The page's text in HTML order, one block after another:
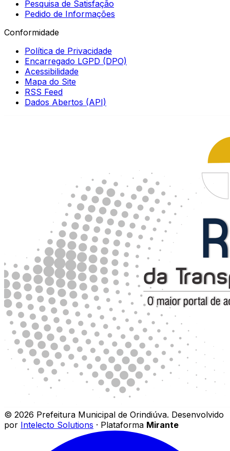
Pesquisa de Satisfação
Pedido de Informações
Conformidade
Política de Privacidade
Encarregado LGPD (DPO)
Acessibilidade
Mapa do Site
RSS Feed
Dados Abertos (API)
© 2026 Prefeitura Municipal de Orindiúva. Desenvolvido
por Intelecto Solutions · Plataforma Mirante